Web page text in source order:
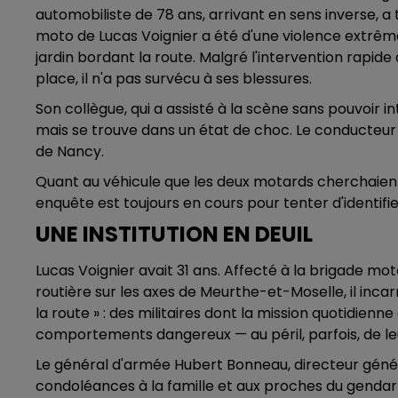
automobiliste de 78 ans, arrivant en sens inverse,
moto de Lucas Voignier a été d'une violence
jardin bordant la route. Malgré l'intervention
place, il n'a pas survécu à ses blessures.
Son collègue, qui a assisté à la scène sans
mais se trouve dans un état de choc. Le
de Nancy.
Quant au véhicule que les deux motards
enquête est toujours en cours pour tenter
UNE INSTITUTION EN DEUIL
Lucas Voignier avait 31 ans. Affecté à la brigade
routière sur les axes de Meurthe-et-Moselle, il
la route » : des militaires dont la mission
comportements dangereux — au péril, parfois, de
Le général d'armée Hubert Bonneau, directeur
condoléances à la famille et aux proches du